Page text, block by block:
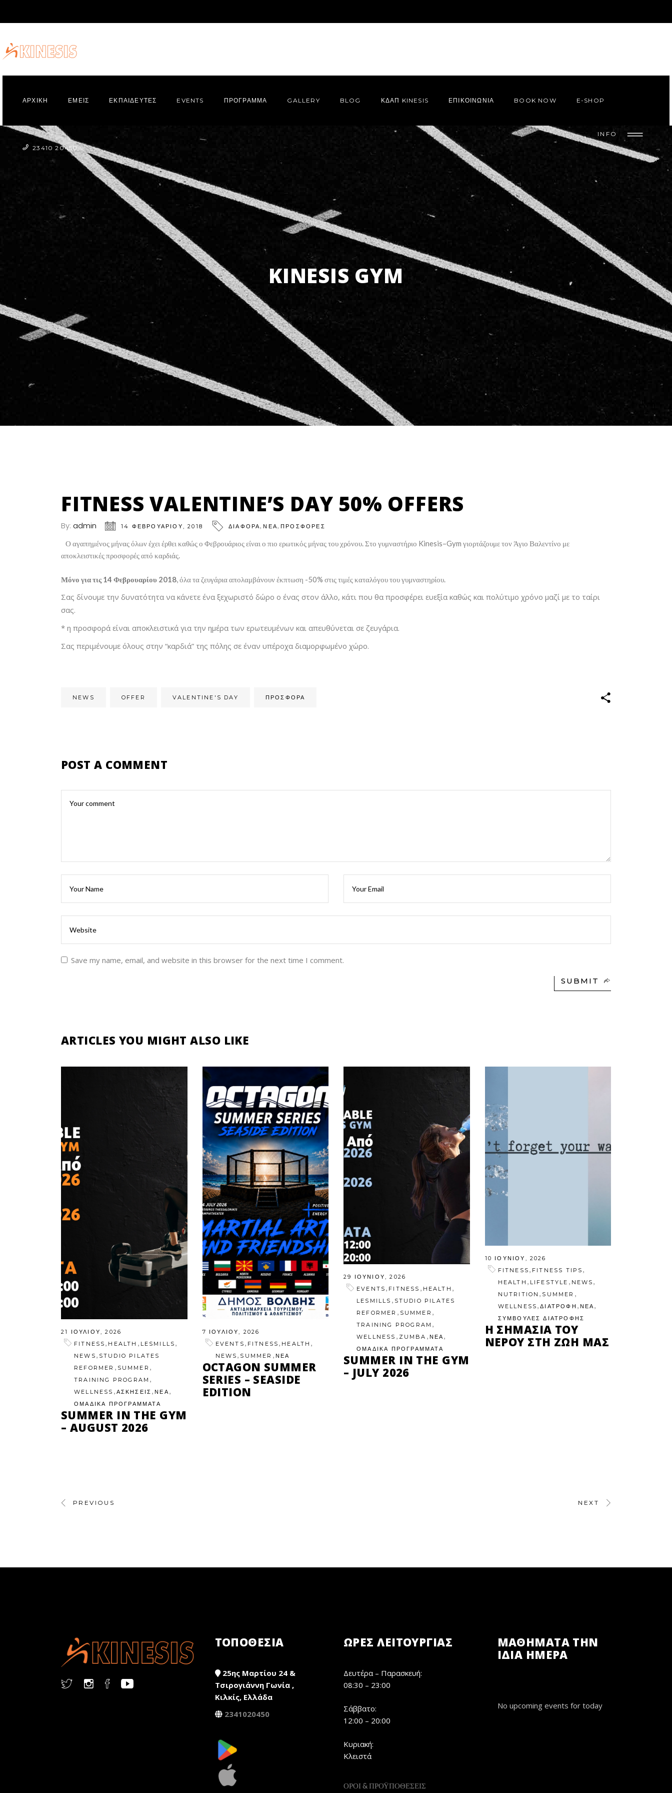
ΑΡΧΙΚΗ ΕΜΕΙΣ ΕΚΠΑΙΔΕΥΤΕΣ EVENTS ΠΡΌΓΡΑΜΜΑ GALLERY BLOG ΚΔΑΠ KINESIS ΕΠΙΚΟΙΝΩΝΙΑ BOOK NOW E-SHOP
23410 20450
INFO
KINESIS GYM
FITNESS VALENTINE’S DAY 50% OFFERS
By: admin 14 ΦΕΒΡΟΥΑΡΊΟΥ, 2018 ΔΙΑΦΟΡΑ,ΝΕΑ,ΠΡΟΣΦΟΡΕΣ
Ο αγαπημένος μήνας όλων έχει έρθει καθώς ο Φεβρουάριος είναι ο πιο ερωτικός μήνας του χρόνου. Στο γυμναστήριο Kinesis–Gym γιορτάζουμε τον Άγιο Βαλεντίνο με
αποκλειστικές προσφορές από καρδιάς.
Μόνο για τις 14 Φεβρουαρίου 2018, όλα τα ζευγάρια απολαμβάνουν έκπτωση -50% στις τιμές καταλόγου του γυμναστηρίου.
Σας δίνουμε την δυνατότητα να κάνετε ένα ξεχωριστό δώρο ο ένας στον άλλο, κάτι που θα προσφέρει ευεξία καθώς και πολύτιμο χρόνο μαζί με το ταίρι
σας.
* η προσφορά είναι αποκλειστικά για την ημέρα των ερωτευμένων και απευθύνεται σε ζευγάρια.
Σας περιμένουμε όλους στην “καρδιά” της πόλης σε έναν υπέροχα διαμορφωμένο χώρο.
NEWS OFFER VALENTINE'S DAY ΠΡΟΣΦΟΡΑ
POST A COMMENT
Save my name, email, and website in this browser for the next time I comment.
SUBMIT
ARTICLES YOU MIGHT ALSO LIKE
21 ΙΟΥΛΊΟΥ, 2026
FITNESS
HEALTH LESMILLS
NEWS
STUDIO PILATES
REFORMER
SUMMER
TRAINING PROGRAM
WELLNESS ΑΣΚΗΣΕΙΣ ,ΝΕΑ
ΟΜΑΔΙΚΑ ΠΡΟΓΡΑΜΜΑΤΑ
SUMMER IN THE GYM
– AUGUST 2026
7 ΙΟΥΛΊΟΥ, 2026
EVENTS
FITNESS HEALTH
NEWS SUMMER ΝΕΑ
OCTAGON SUMMER
SERIES – SEASIDE
EDITION
29 ΙΟΥΝΊΟΥ, 2026
EVENTS
FITNESS HEALTH
LESMILLS
STUDIO PILATES
REFORMER
SUMMER
TRAINING PROGRAM
WELLNESS ZUMBA ΝΕΑ
ΟΜΑΔΙΚΑ ΠΡΟΓΡΑΜΜΑΤΑ
SUMMER IN THE GYM
– JULY 2026
10 ΙΟΥΝΊΟΥ, 2026
FITNESS , FITNESS TIPS ,
HEALTH , LIFESTYLE , NEWS ,
NUTRITION , SUMMER ,
WELLNESS ,ΔΙΑΤΡΟΦΗ , ΝΕΑ,
ΣΥΜΒΟΥΛΕΣ ΔΙΑΤΡΟΦΗΣ
Η ΣΗΜΑΣΊΑ ΤΟΥ
ΝΕΡΟΎ ΣΤΗ ΖΩΉ ΜΑΣ
PREVIOUS NEXT
ΤΟΠΟΘΕΣΙΑ
25ης Μαρτίου 24 &
Τσιρογιάννη Γωνία ,
Κιλκίς, Ελλάδα
2341020450
ΏΡΕΣ ΛΕΙΤΟΥΡΓΊΑΣ
Δευτέρα – Παρασκευή:
08:30 – 23:00
Σάββατο:
12:00 – 20:00
Κυριακή:
Κλειστά
ΟΡΟΙ & ΠΡΟΫΠΟΘΕΣΕΙΣ
ΜΑΘΗΜΑΤΑ ΤΗΝ
ΙΔΙΑ ΗΜΕΡΑ
No upcoming events for today